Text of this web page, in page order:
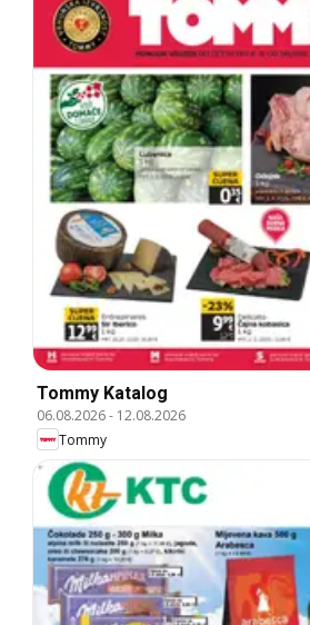
Tommy Katalog
06.08.2026- 12.08.2026
Tommy